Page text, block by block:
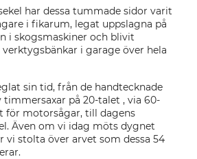
har dessa tummade sidor varit
i fikarum, legat uppslagna på
i skogsmaskiner och blivit
i garage över hela
sin tid, från de handtecknade
på 20-talet , via 60-
för motorsågar, till dagens
Även om vi idag möts dygnet
vi stolta över arvet som dessa 54